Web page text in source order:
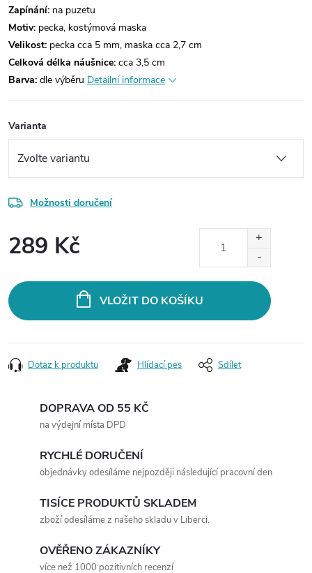
Zapínání: na puzetu
Motiv: pecka, kostýmová maska
Velikost: pecka cca 5 mm, maska cca 2,7 cm
Celková délka náušnice: cca 3,5 cm
Barva: dle výběru Detailní informace
Varianta
Možnosti doručení
289 Kč
VLOŽIT DO KOŠÍKU
Dotaz k produktu Hlídací pes Sdílet
DOPRAVA OD 55 KČ
na výdejní místa DPD
RYCHLÉ DORUČENÍ
objednávky odesíláme nejpozději následující pracovní den
TISÍCE PRODUKTŮ SKLADEM
zboží odesíláme z našeho skladu v Liberci.
OVĚŘENO ZÁKAZNÍKY
více než 1000 pozitivních recenzí